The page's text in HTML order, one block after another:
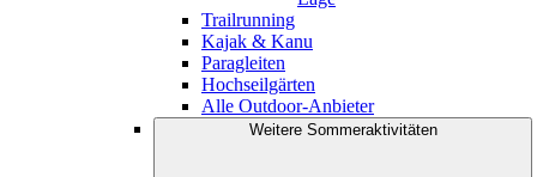
Trailrunning
Kajak & Kanu
Paragleiten
Hochseilgärten
Alle Outdoor-Anbieter
Weitere Sommeraktivitäten